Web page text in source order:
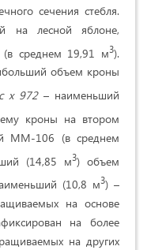
сечения стебля.
на лесной яблоне,
среднем 19,91 м3).
объем кроны
х 972– наименьший
кроны на втором
ММ-106 (в среднем
(14,85 м3) объем
(10,8 м3) –
на основе
на более
на других